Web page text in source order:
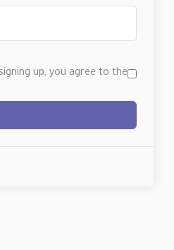
up, you agree to the